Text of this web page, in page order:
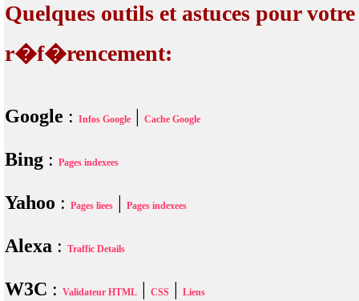
Quelques outils et astuces pour votre
r�f�rencement:
Google : Infos Google Cache Google
Bing : Pages indexees
Yahoo : Pages liees Pages indexees
Alexa : Traffic Details
W3C : Validateur HTML CSS Liens